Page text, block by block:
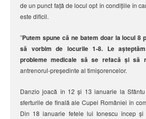
de un punct față de locul opt în condițiile în
este dificil.
”Putem spune că ne batem doar la locul 8
să vorbim de locurile 1-8. Le
probleme medicale să se refacă și să
antrenorul-președinte al timișorencelor.
Danzio joacă în 12 și 13 ianuarie la
sferturile de finală ale Cupei României în
Din 18 ianuarie fetele lui Ionescu încep